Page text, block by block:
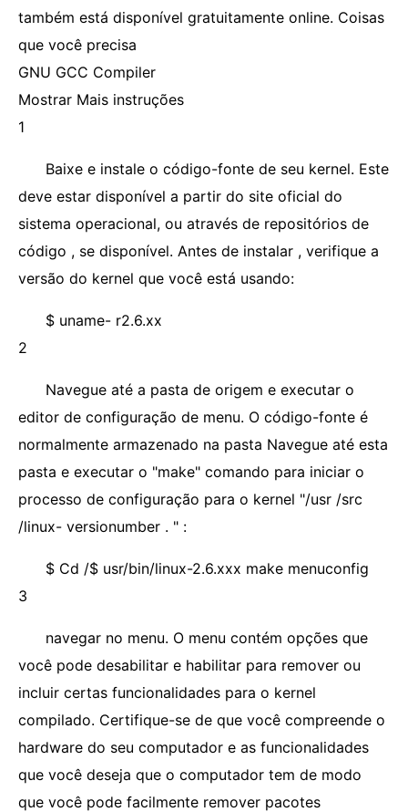
também está disponível gratuitamente online. Coisas
que você precisa
GNU GCC Compiler
Mostrar Mais instruções
1
Baixe e instale o código-fonte de seu kernel. Este
deve estar disponível a partir do site oficial do
sistema operacional, ou através de repositórios de
código , se disponível. Antes de instalar , verifique a
versão do kernel que você está usando:
$ uname- r2.6.xx
2
Navegue até a pasta de origem e executar o
editor de configuração de menu. O código-fonte é
normalmente armazenado na pasta Navegue até esta
pasta e executar o "make" comando para iniciar o
processo de configuração para o kernel "/usr /src
/linux- versionumber . " :
$ Cd /$ usr/bin/linux-2.6.xxx make menuconfig
3
navegar no menu. O menu contém opções que
você pode desabilitar e habilitar para remover ou
incluir certas funcionalidades para o kernel
compilado. Certifique-se de que você compreende o
hardware do seu computador e as funcionalidades
que você deseja que o computador tem de modo
que você pode facilmente remover pacotes